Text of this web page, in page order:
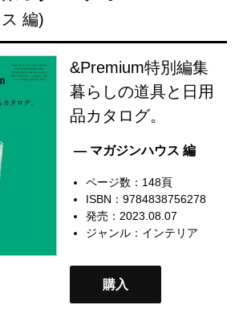
編)
&Premium特別編集
暮らしの道具と日用
品カタログ。
— マガジンハウス 編
ページ数：148頁
ISBN：9784838756278
発売：2023.08.07
ジャンル： インテリア
購入